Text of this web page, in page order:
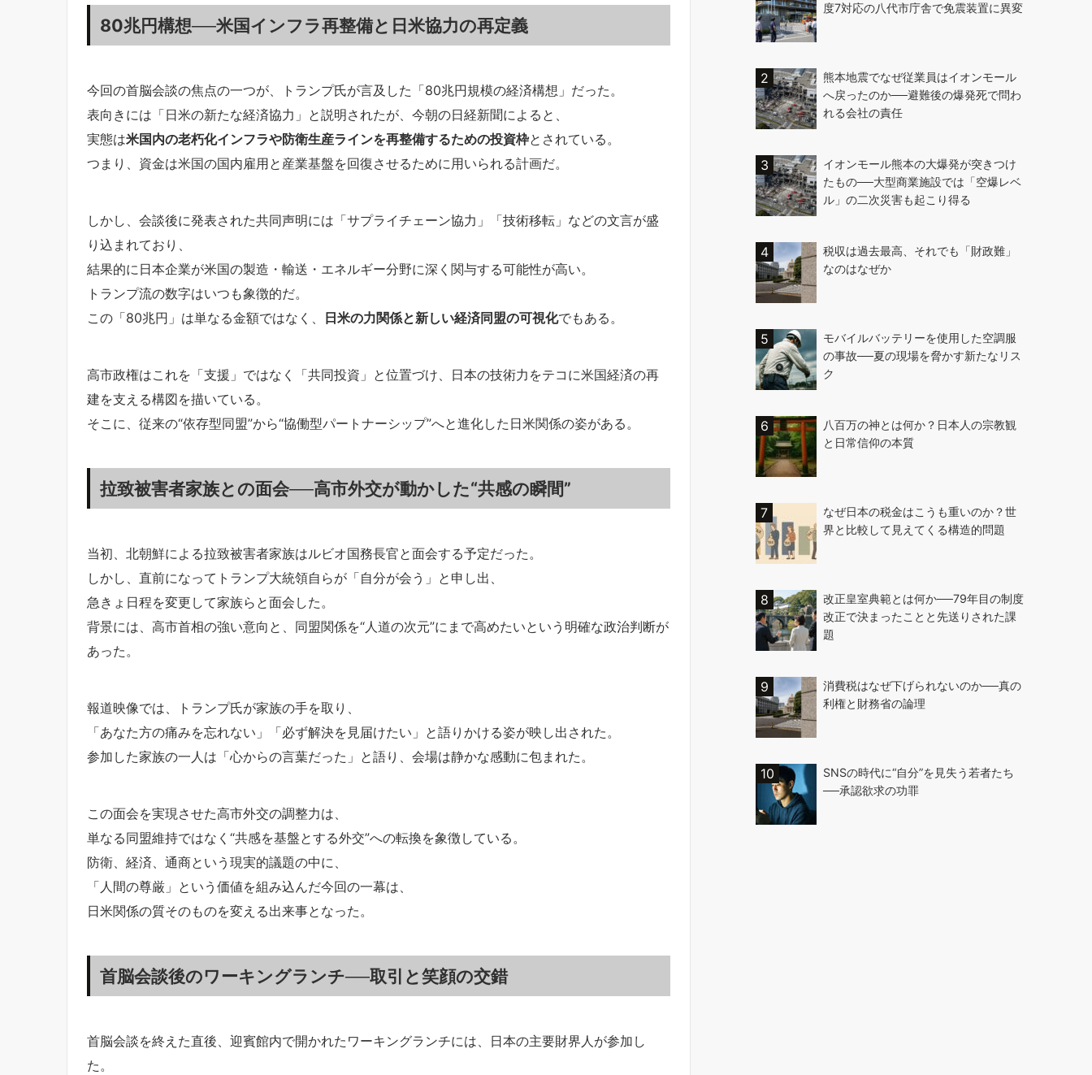
80兆円構想──米国インフラ再整備と日米協力の再定義
今回の首脳会談の焦点の一つが、トランプ氏が言及した「80兆円規模の経済構想」だった。
表向きには「日米の新たな経済協力」と説明されたが、今朝の日経新聞によると、
実態は米国内の老朽化インフラや防衛生産ラインを再整備するための投資枠とされている。
つまり、資金は米国の国内雇用と産業基盤を回復させるために用いられる計画だ。
しかし、会談後に発表された共同声明には「サプライチェーン協力」「技術移転」などの文言が盛
り込まれており、
結果的に日本企業が米国の製造・輸送・エネルギー分野に深く関与する可能性が高い。
トランプ流の数字はいつも象徴的だ。
この「80兆円」は単なる金額ではなく、 日米の力関係と新しい経済同盟の可視化でもある。
高市政権はこれを「支援」ではなく「共同投資」と位置づけ、日本の技術力をテコに米国経済の再
建を支える構図を描いている。
そこに、従来の“依存型同盟”から“協働型パートナーシップ”へと進化した日米関係の姿がある。
拉致被害者家族との面会──高市外交が動かした“共感の瞬間”
当初、北朝鮮による拉致被害者家族はルビオ国務長官と面会する予定だった。
しかし、直前になってトランプ大統領自らが「自分が会う」と申し出、
急きょ日程を変更して家族らと面会した。
背景には、高市首相の強い意向と、同盟関係を“人道の次元”にまで高めたいという明確な政治判断が
あった。
報道映像では、トランプ氏が家族の手を取り、
「あなた方の痛みを忘れない」「必ず解決を見届けたい」と語りかける姿が映し出された。
参加した家族の一人は「心からの言葉だった」と語り、会場は静かな感動に包まれた。
この面会を実現させた高市外交の調整力は、
単なる同盟維持ではなく“共感を基盤とする外交”への転換を象徴している。
防衛、経済、通商という現実的議題の中に、
「人間の尊厳」という価値を組み込んだ今回の一幕は、
日米関係の質そのものを変える出来事となった。
首脳会談後のワーキングランチ──取引と笑顔の交錯
首脳会談を終えた直後、迎賓館内で開かれたワーキングランチには、日本の主要財界人が参加し
た。
度7対応の八代市庁舎で免震装置に異変
熊本地震でなぜ従業員はイオンモール
へ戻ったのか──避難後の爆発死で問わ
れる会社の責任
イオンモール熊本の大爆発が突きつけ
たもの──大型商業施設では「空爆レベ
ル」の二次災害も起こり得る
税収は過去最高、それでも「財政難」
なのはなぜか
モバイルバッテリーを使用した空調服
の事故──夏の現場を脅かす新たなリス
ク
八百万の神とは何か？日本人の宗教観
と日常信仰の本質
なぜ日本の税金はこうも重いのか？世
界と比較して見えてくる構造的問題
改正皇室典範とは何か──79年目の制度
改正で決まったことと先送りされた課
題
消費税はなぜ下げられないのか──真の
利権と財務省の論理
SNSの時代に“自分”を見失う若者たち
──承認欲求の功罪